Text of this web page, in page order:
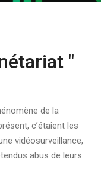
"
de la
c’étaient les
vidéosurveillance,
abus de leurs